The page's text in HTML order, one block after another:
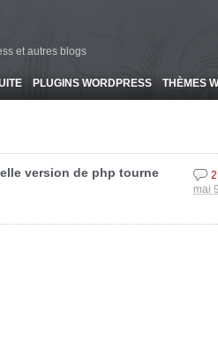
et autres blogs
PLUGINS WORDPRESS THÈMES
version de php tourne
mai